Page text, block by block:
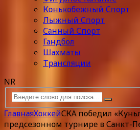
Конькобежный Спорт
Лыжный Спорт
Санный Спорт
Гандбол
Шахматы
Трансляции
NR
ГлавнаяХоккейСКА победил
предсезонном турнире в Санкт-